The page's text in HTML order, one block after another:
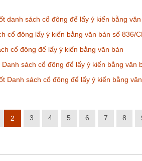
danh sách cổ đông để lấy ý kiến bằng
cổ đông lấy ý kiến bằng văn bản số 836/
cổ đông để lấy ý kiến bằng văn bản
sách cổ đông để lấy ý kiến bằng văn
Danh sách cổ đông để lấy ý kiến bằng
2 3 4 5 6 7 8